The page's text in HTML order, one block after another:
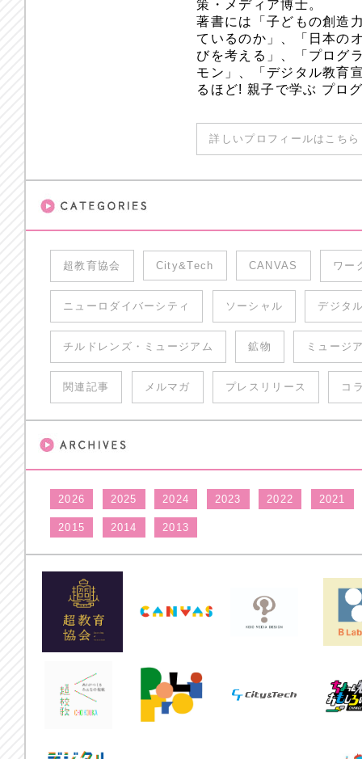
策・メディア博士。
著書には「子どもの創造
ているのか」、「日本の
びを考える」、「プログ
モン」、「デジタル教育
るほど! 親子で学ぶ プロ
詳しいプロフィールはこち
超教育協会 City&Tech CANVAS ワー
ニューロダイバーシティ ソーシャル デジタ
チルドレンズ・ミュージアム 鉱物 ミュージ
関連記事 メルマガ プレスリリース コ
2026 2025 2024 2023 2022 2021
2015 2014 2013